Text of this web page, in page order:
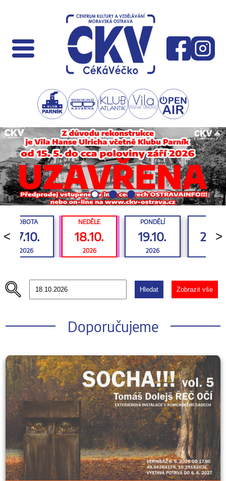
<
SOBOTA
17.10.
2026
NEDĚLE
18.10.
2026
PONDĚLÍ
19.10.
2026
>
Hledat Zobrazit vše
Doporučujeme